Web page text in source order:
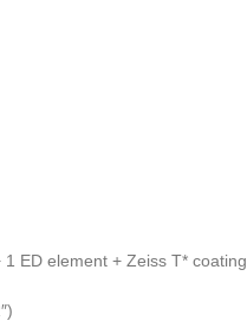
1 ED element + Zeiss T* coating